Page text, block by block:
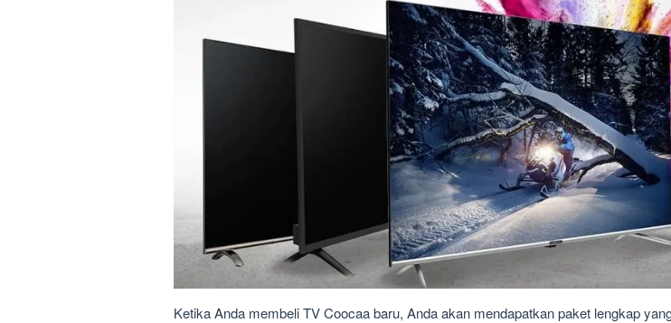
Ketika Anda membeli TV Coocaa baru, Anda akan mendapatkan paket lengkap